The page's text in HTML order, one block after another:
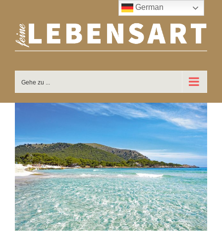
springen
Gehe zu ...
Bild
German